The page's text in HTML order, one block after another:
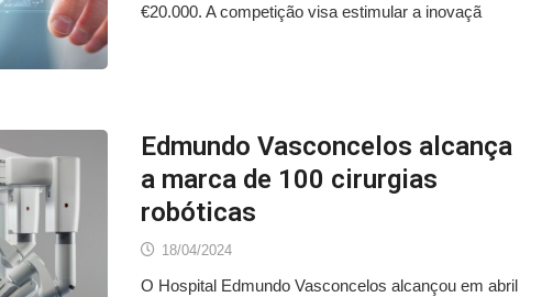
€20.000. A competição visa estimular a inovaçã
Edmundo Vasconcelos alcança
a marca de 100 cirurgias
robóticas
18/04/2024
O Hospital Edmundo Vasconcelos alcançou em abril